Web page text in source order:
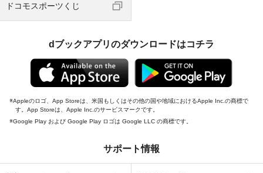
ドコモスポーツくじ
dブックアプリのダウンロードはコチラ
Appleのロゴ、App Storeは、米国もしくはその他の国や地域におけるApple Inc.の商標で
す。App Storeは、Apple Inc.のサービスマークです。
Google Play および Google Play ロゴは Google LLC の商標です。
サポート情報